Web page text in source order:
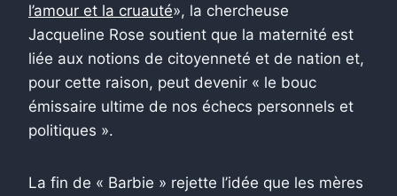
l’amour et la cruauté», la chercheuse
Jacqueline Rose soutient que la maternité est
liée aux notions de citoyenneté et de nation et,
pour cette raison, peut devenir « le bouc
émissaire ultime de nos échecs personnels et
politiques ».
La fin de « Barbie » rejette l’idée que les mères